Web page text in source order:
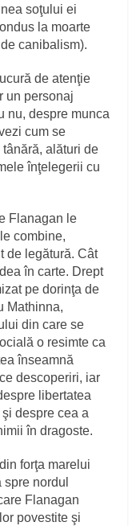
soţului ei
la moarte
canibalism).
de atenţie
un personaj
nu, despre munca
cum se
alături de
înţelegerii cu
Flanagan le
combine,
de legătură. Cât
în carte. Drept
pe dorinţa de
Mathinna,
din care se
o resimte ca
înseamnă
descoperiri, iar
libertatea
despre cea a
în dragoste.
forţa marelui
nordul
Flanagan
povestite şi